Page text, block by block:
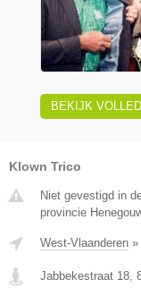
BEKIJK
Klown Trico
Niet gevestigd in
provincie
West-Vlaanderen »
Jabbekestraat 18